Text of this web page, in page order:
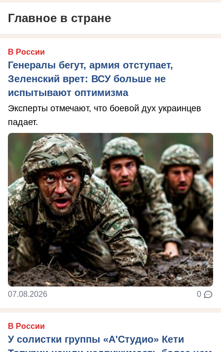
Главное в стране
В России
Генералы бегут, армия отступает,
Зеленский врет: ВСУ больше не
испытывают оптимизма
Эксперты отмечают, что боевой дух украинцев
падает.
07.08.2026 0
В России
У солистки группы «А'Студио» Кети